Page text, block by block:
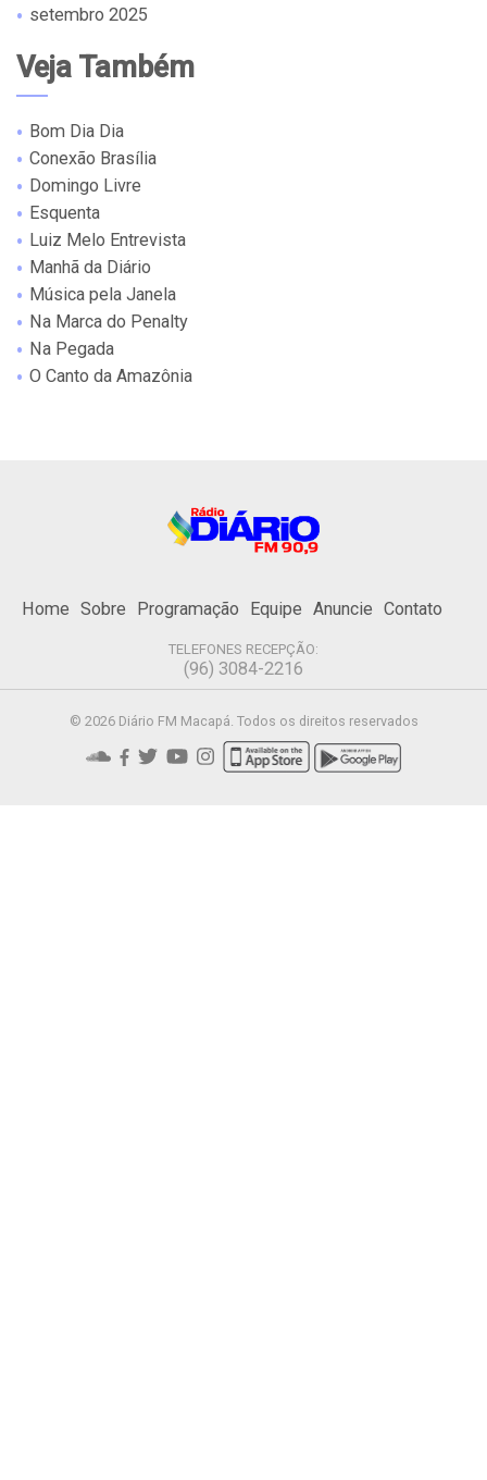
setembro 2025
Veja Também
Bom Dia Dia
Conexão Brasília
Domingo Livre
Esquenta
Luiz Melo Entrevista
Manhã da Diário
Música pela Janela
Na Marca do Penalty
Na Pegada
O Canto da Amazônia
Home Sobre Programação Equipe Anuncie Contato
TELEFONES RECEPÇÃO:
(96) 3084-2216
© 2026 Diário FM Macapá. Todos os direitos reservados